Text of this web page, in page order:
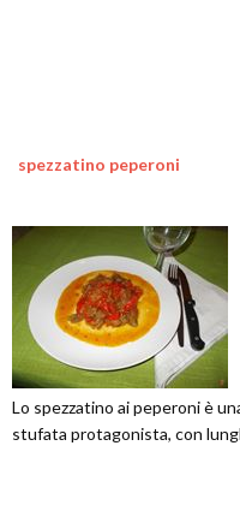
spezzatino peperoni
Lo spezzatino ai peperoni è
stufata protagonista, con